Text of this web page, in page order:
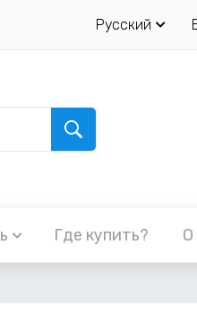
Русский
Где купить? О